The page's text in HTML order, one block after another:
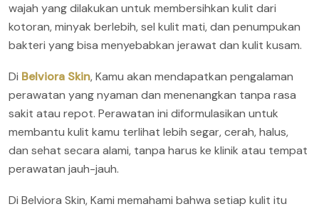
wajah yang dilakukan untuk membersihkan kulit dari
kotoran, minyak berlebih, sel kulit mati, dan penumpukan
bakteri yang bisa menyebabkan jerawat dan kulit kusam.
Di Belviora Skin, Kamu akan mendapatkan pengalaman
perawatan yang nyaman dan menenangkan tanpa rasa
sakit atau repot. Perawatan ini diformulasikan untuk
membantu kulit kamu terlihat lebih segar, cerah, halus,
dan sehat secara alami, tanpa harus ke klinik atau tempat
perawatan jauh-jauh.
Di Belviora Skin, Kami memahami bahwa setiap kulit itu